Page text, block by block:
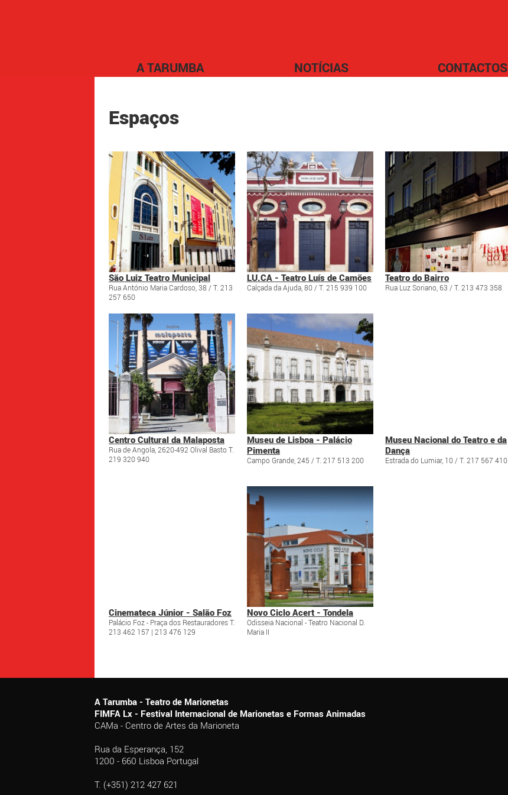
A TARUMBA NOTÍCIAS CONTACTOS
Espaços
São Luiz Teatro Municipal
Rua António Maria Cardoso, 38 / T. 213
257 650
LU.CA - Teatro Luís de Camões
Calçada da Ajuda, 80 / T. 215 939 100
Teatro do Bairro
Rua Luz Soriano, 63 / T. 213 473 358
Centro Cultural da Malaposta
Rua de Angola, 2620-492 Olival Basto T.
219 320 940
Museu de Lisboa - Palácio
Pimenta
Campo Grande, 245 / T. 217 513 200
Museu Nacional do Teatro e da
Dança
Estrada do Lumiar, 10 / T. 217 567 410
Cinemateca Júnior - Salão Foz
Palácio Foz - Praça dos Restauradores T.
213 462 157 | 213 476 129
Novo Ciclo Acert - Tondela
Odisseia Nacional - Teatro Nacional D.
Maria II
A Tarumba - Teatro de Marionetas
FIMFA Lx - Festival Internacional de Marionetas e Formas Animadas
CAMa - Centro de Artes da Marioneta
Rua da Esperança, 152
1200 - 660 Lisboa Portugal
T. (+351) 212 427 621